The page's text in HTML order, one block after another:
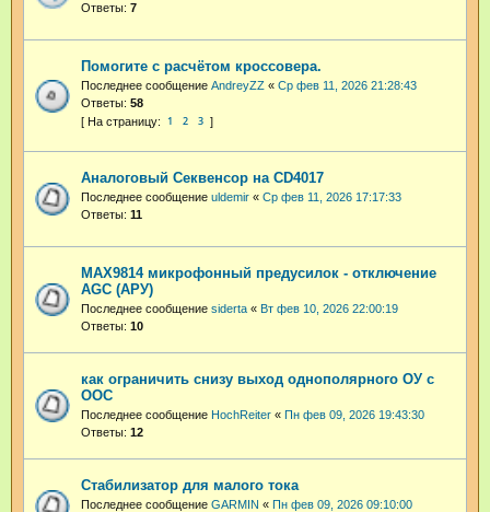
Ответы: 7
Помогите с расчётом кроссовера.
Последнее сообщение AndreyZZ « Ср фев 11, 2026 21:28:43
Ответы: 58
1 2 3
Аналоговый Секвенсор на CD4017
Последнее сообщение uldemir « Ср фев 11, 2026 17:17:33
Ответы: 11
MAX9814 микрофонный предусилок - отключение
AGC (АРУ)
Последнее сообщение siderta « Вт фев 10, 2026 22:00:19
Ответы: 10
как ограничить снизу выход однополярного ОУ с
ООС
Последнее сообщение HochReiter « Пн фев 09, 2026 19:43:30
Ответы: 12
Стабилизатор для малого тока
Последнее сообщение GARMIN « Пн фев 09, 2026 09:10:00